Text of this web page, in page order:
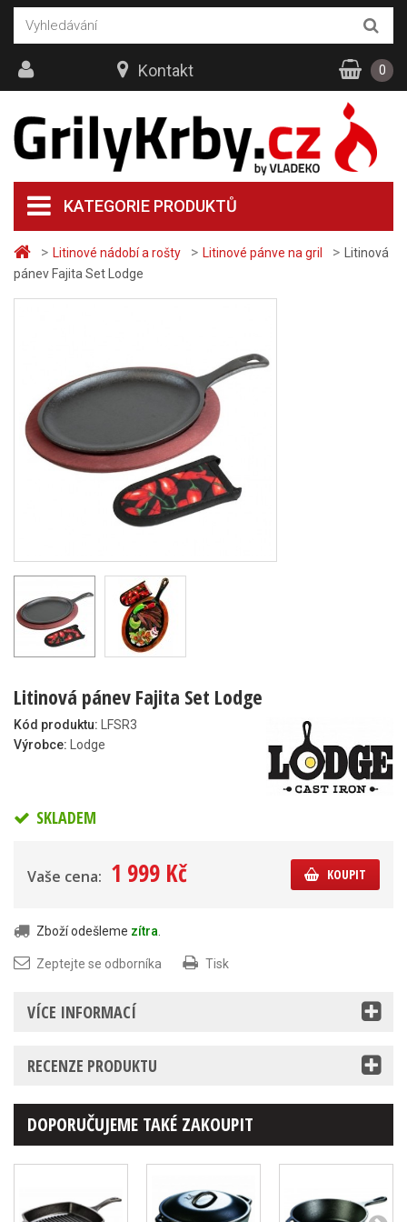
> Litinové nádobí a rošty > Litinové pánve na gril >
Litinová
pánev Fajita Set Lodge
Litinová pánev Fajita Set Lodge
Kód produktu:
LFSR3
Výrobce:
Lodge
SKLADEM
Vaše cena: 1 999 Kč KOUPIT
Zboží odešleme zítra
Zeptejte se odborníka Tisk
VÍCE INFORMACÍ
RECENZE PRODUKTU
DOPORUČUJEME TAKÉ ZAKOUPIT
KATEGORIE PRODUKTŮ
Kontakt 0